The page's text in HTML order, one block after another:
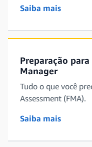
Saiba mais
Preparação
Manager
Tudo o que você
Assessment (FMA).
Saiba mais